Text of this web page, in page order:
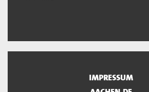
IMPRESSUM